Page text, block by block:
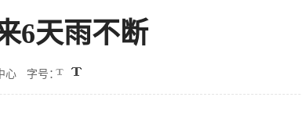
6天雨不断
心 字号：